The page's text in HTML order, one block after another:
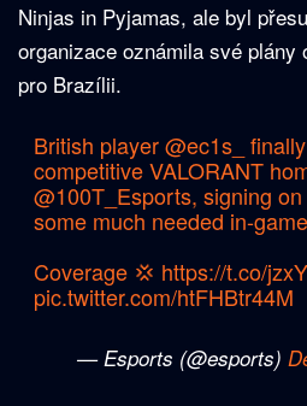
Ninjas in Pyjamas, ale byl
organizace oznámila své plány
pro Brazílii.
British player@ec1s_
competitive VALORANT
@100T_Esports, signing
some much needed in-
Coverage 💢 https://t.co/
pic.twitter.com/htFHBtr44M
— Esports (@esports)